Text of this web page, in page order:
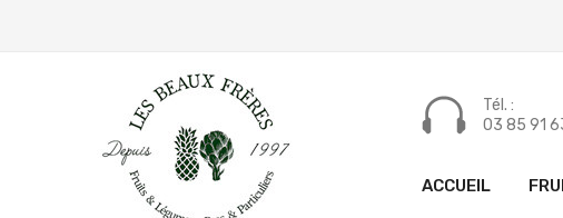
Tél. :
03 85 91
ACCUEIL